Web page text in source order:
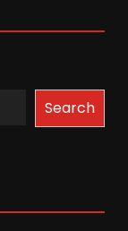
Search